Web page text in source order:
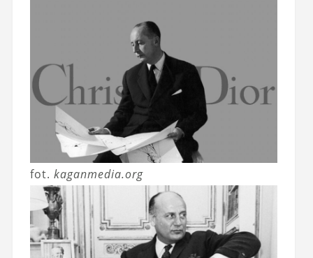
fot. kaganmedia.org